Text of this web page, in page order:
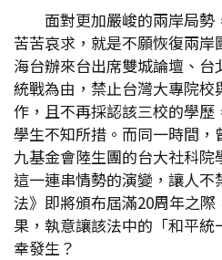
面對更加嚴峻的兩岸局
苦苦哀求，就是不願恢復兩
海台辦來台出席雙城論壇、
統戰為由，禁止台灣大專院
作，且不再採認該三校的學
學生不知所措。而同一時間
九基金會陸生團的台大社科院
這一連串情勢的演變，讓人
法》即將頒布屆滿20周年之
果，執意讓該法中的「和平
幸發生？